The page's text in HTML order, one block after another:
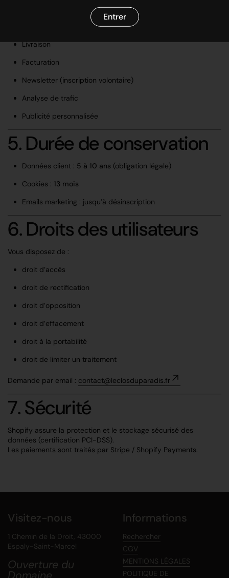
Gestion des commandes
Livraison
Facturation
Newsletter (inscription volontaire)
Analyse de trafic
Publicité personnalisée
5. Durée de conservation
Données client : 5 à 10 ans (obligation légale)
Cookies : 13 mois
Emails marketing : jusqu’à désinscription
6. Droits des utilisateurs
Vous disposez de :
droit d’accès
droit de rectification
droit d’opposition
droit d’effacement
droit à la portabilité
droit de limiter un traitement
Demande par email : contact@leclosduparadis.fr
7. Sécurité
Shopify assure la protection et le stockage sécurisé des
données (certification PCI-DSS).
Les paiements sont traités par Stripe / Shopify Payments.
Visitez-nous
1 Chemin de la Droit, 43000
Espaly-Saint-Marcel
Ouverture du
Informations
Rechercher
CGV
MENTIONS LÉGALES
POLITIQUE DE
Entrer